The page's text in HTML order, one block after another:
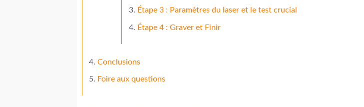
Étape 3 : Paramètres du laser et le test crucial
Étape 4 : Graver et Finir
Conclusions
Foire aux questions